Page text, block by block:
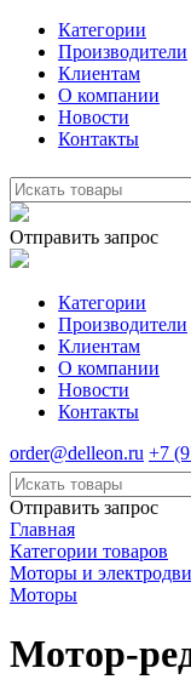
Категории
Производители
Клиентам
О компании
Новости
Контакты
Отправить запрос
Категории
Производители
Клиентам
О компании
Новости
Контакты
order@delleon.ru +7
Отправить запрос
Главная
Категории товаров
Моторы и
Моторы
Мотор-